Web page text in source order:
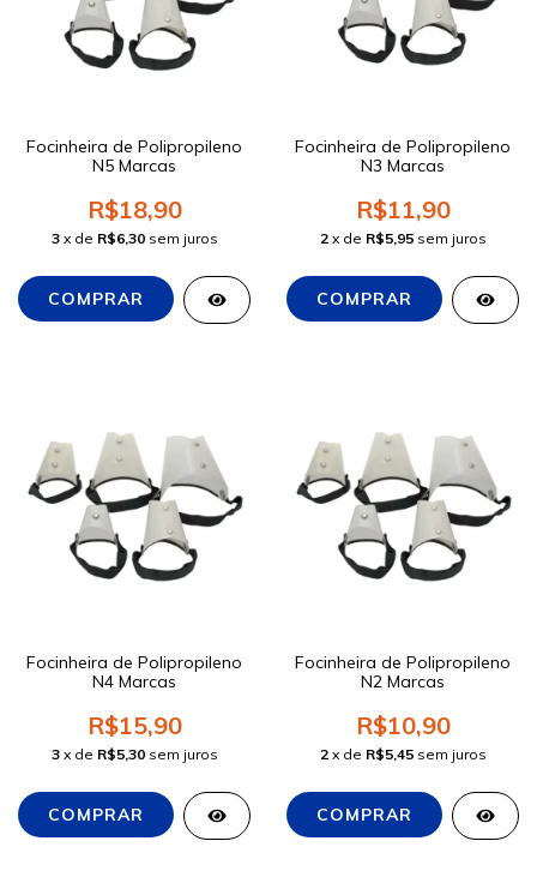
Focinheira de Polipropileno
N5 Marcas
R$18,90
3 x de R$6,30 sem juros
Focinheira de Polipropileno
N3 Marcas
R$11,90
2 x de R$5,95 sem juros
Focinheira de Polipropileno
N4 Marcas
R$15,90
3 x de R$5,30 sem juros
Focinheira de Polipropileno
N2 Marcas
R$10,90
2 x de R$5,45 sem juros